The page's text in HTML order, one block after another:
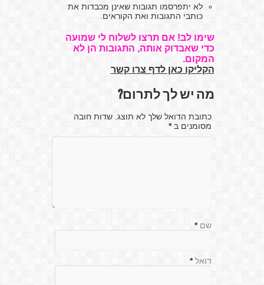
לא יתפרסמו תגובות שאינן מכבדות את
כותבי התגובות ואת הקוראים.
שימו לב! אם תרצו לשלוח לי שמועה
כדי שאבדוק אותה, התגובות הן לא
המקום.
הקליקו כאן לדף צרו קשר
מה יש לך לתרום?
כתובת הדואל שלך לא תוצג. שדות חובה
מסומנים ב*
שם *
דואל *